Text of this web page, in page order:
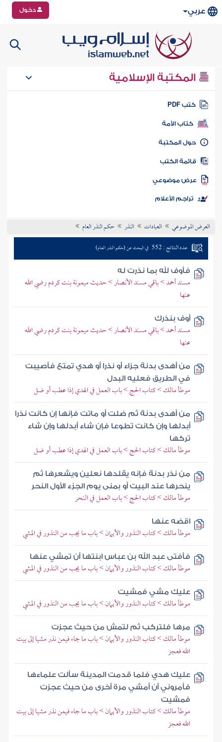
عربي دخول
المكتبة الإسلامية
كتب PDF
كتاب الأمة
المكتبة
الكتب
موضوعي
تراجم الأعلام
العرض الموضوعي العبادات النذر حكم النذر العام
عدد النتائج : 552 في البحث عن (حكم النذر العام)
فأوف لله بما نذرت له
مسند أحمد > باقي مسند الأنصار > حديث ميمونة بنت كردم رضي الله
عنها
أوف بنذرك
مسند أحمد > باقي مسند الأنصار > حديث ميمونة بنت كردم رضي الله
عنها
من أهدى بدنة جزاء أو نذرا أو هدي تمتع فأصيبت
في الطريق فعليه البدل
موطأ مالك > كتاب الحج > باب العمل في الهدي إذا عطب أو ضل
من أهدى بدنة ثم ضلت أو ماتت فإنها إن كانت نذرا
أبدلها وإن كانت تطوعا فإن شاء أبدلها وإن شاء
تركها
موطأ مالك > كتاب الحج > باب العمل في الهدي إذا عطب أو ضل
من نذر بدنة فإنه يقلدها نعلين ويشعرها ثم
ينحرها عند البيت أو بمنى يوم الجزء الأول النحر
موطأ مالك > كتاب الحج > باب العمل في النحر
اقضه عنها
موطأ مالك > كتاب النذور والأيمان > باب ما يجب من النذور في المشي
فأفتى عبد الله بن عباس ابنتها أن تمشي عنها
موطأ مالك > كتاب النذور والأيمان > باب ما يجب من النذور في المشي
عليك مشي فمشيت
موطأ مالك > كتاب النذور والأيمان > باب ما يجب من النذور في المشي
مرها فلتركب ثم لتمش من حيث عجزت
موطأ مالك > كتاب النذور والأيمان > باب ما جاء فيمن نذر مشيا إلى بيت
الله فعجز
عليك هدي فلما قدمت المدينة سألت علماءها
فأمروني أن أمشي مرة أخرى من حيث عجزت
فمشيت
موطأ مالك > كتاب النذور والأيمان > باب ما جاء فيمن نذر مشيا إلى بيت
الله فعجز